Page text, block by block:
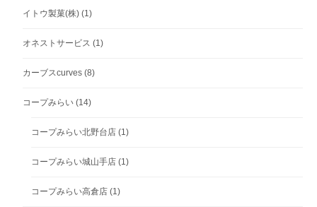
イトウ製菓(株) (1)
オネストサービス (1)
カーブスcurves (8)
コープみらい (14)
コープみらい北野台店 (1)
コープみらい城山手店 (1)
コープみらい高倉店 (1)